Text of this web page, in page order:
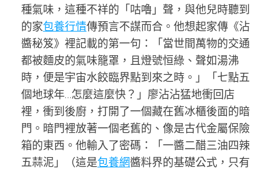
種氣味，這種不祥的「咕嚕」聲，與他兒時聽到
的家包養行情傳預言不謀而合。他想起家傳《沾
醬秘笈》裡記載的第一句：「當世間萬物的交通
都被麵皮的氣味籠罩，且燈號恒綠、聲如湯沸
時，便是宇宙水餃臨界點到來之時。」「七點五
個地球年…怎麼這麼快？」廖沾沾猛地衝回店
裡，衝到後廚，打開了一個藏在舊冰櫃後面的暗
門。暗門裡放著一個老舊的、像是古代金屬保險
箱的東西。他輸入了密碼：「一醬二醋三油四辣
五蒜泥」（這是包養網醬料界的基礎公式，只有